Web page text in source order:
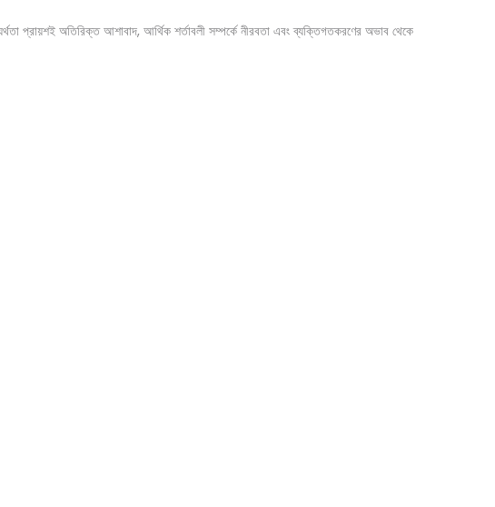
প্রায়শই অতিরিক্ত আশাবাদ, আর্থিক শর্তাবলী সম্পর্কে নীরবতা এবং ব্যক্তিগতকরণের অভাব থেকে